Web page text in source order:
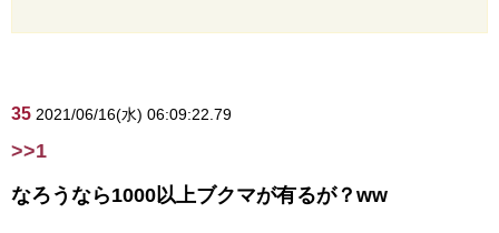
35 2021/06/16(水) 06:09:22.79
>>1
なろうなら1000以上ブクマが有るが？ww